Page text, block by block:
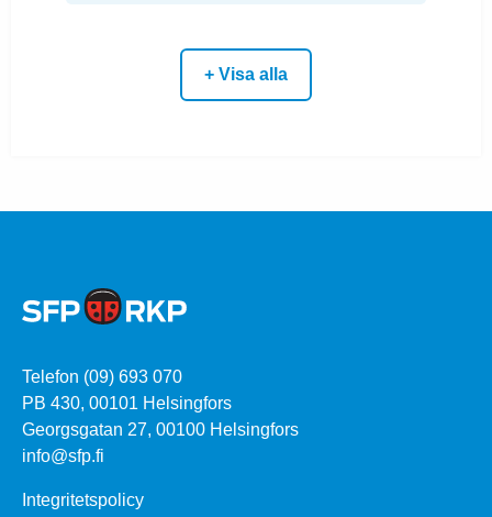
+ Visa alla
Telefon (09) 693 070
PB 430, 00101 Helsingfors
Georgsgatan 27, 00100 Helsingfors
info@sfp.fi
Integritetspolicy